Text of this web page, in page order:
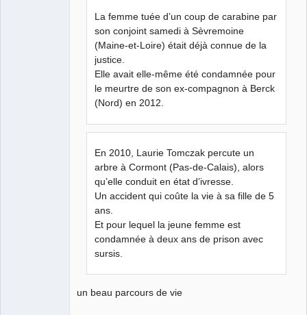
La femme tuée d’un coup de carabine par
son conjoint samedi à Sèvremoine
(Maine-et-Loire) était déjà connue de la
justice.
Elle avait elle-même été condamnée pour
le meurtre de son ex-compagnon à Berck
(Nord) en 2012.
En 2010, Laurie Tomczak percute un
arbre à Cormont (Pas-de-Calais), alors
qu’elle conduit en état d’ivresse.
Un accident qui coûte la vie à sa fille de 5
ans.
Et pour lequel la jeune femme est
condamnée à deux ans de prison avec
sursis.
un beau parcours de vie